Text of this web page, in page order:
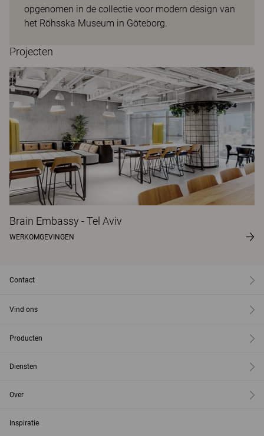
opgenomen in de collectie voor modern design van
het Röhsska Museum in Göteborg.
Projecten
Brain Embassy - Tel Aviv
WERKOMGEVINGEN
Contact
Vind ons
Producten
Diensten
Over
Inspiratie